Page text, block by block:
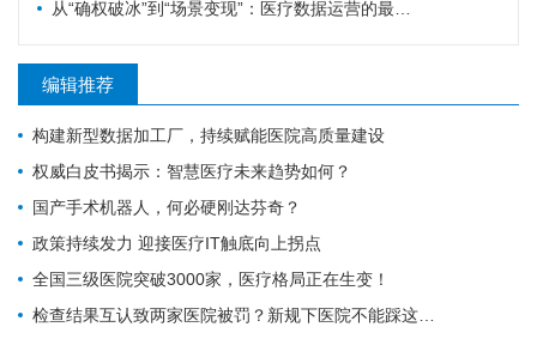
从“确权破冰”到“场景变现”：医疗数据运营的最新国家级信号研判
编辑推荐
构建新型数据加工厂，持续赋能医院高质量建设
权威白皮书揭示：智慧医疗未来趋势如何？
国产手术机器人，何必硬刚达芬奇？
政策持续发力 迎接医疗IT触底向上拐点
全国三级医院突破3000家，医疗格局正在生变！
检查结果互认致两家医院被罚？新规下医院不能踩这4个雷区